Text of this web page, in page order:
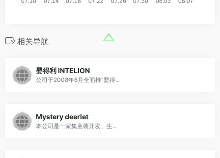
相关导航
婴得利 INTELION
公司于2008年8月全面推“婴得...
Mystery deerlet
本公司是一家集童装开发、生...